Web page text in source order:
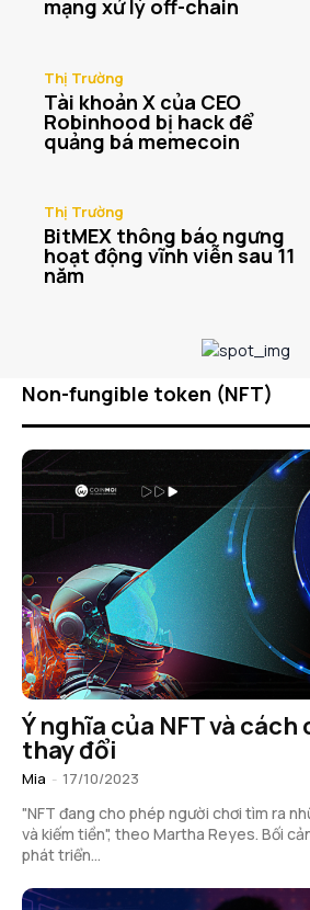
mạng xử lý off-chain
Thị Trường
Tài khoản X của CEO
Robinhood bị hack để
quảng bá memecoin
Thị Trường
BitMEX thông báo ngưng
hoạt động vĩnh viễn sau 11
năm
Non-fungible token (NFT)
Ý nghĩa của NFT và
thay đổi
Mia - 17/10/2023
"NFT đang cho phép người chơi tìm ra
và kiếm tiền", theo Martha Reyes. Bối
phát triển...